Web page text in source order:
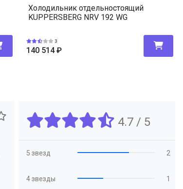
Холодильник отдельностоящий
KUPPERSBERG NRV 192 WG
3
140 514₽
4.7 / 5
5 звезд 2
4 звезды 1